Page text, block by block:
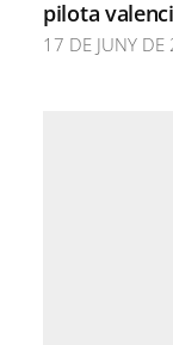
pilota
17 DE JUNY